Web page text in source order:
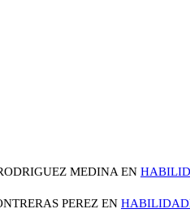
MEDINA EN
PEREZ EN